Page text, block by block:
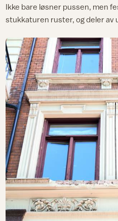
Ikke bare løsner pussen, men
stukkaturen ruster, og deler av